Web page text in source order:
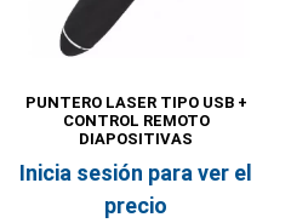
PUNTERO LASER TIPO USB +
CONTROL REMOTO
DIAPOSITIVAS
Inicia sesión para ver el
precio